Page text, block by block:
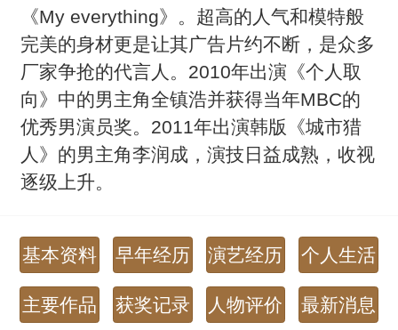
《My everything》。超高的人气和模特般
完美的身材更是让其广告片约不断，是众多
厂家争抢的代言人。2010年出演《个人取
向》中的男主角全镇浩并获得当年MBC的
优秀男演员奖。2011年出演韩版《城市猎
人》的男主角李润成，演技日益成熟，收视
逐级上升。
基本资料 早年经历 演艺经历 个人生活
主要作品 获奖记录 人物评价 最新消息